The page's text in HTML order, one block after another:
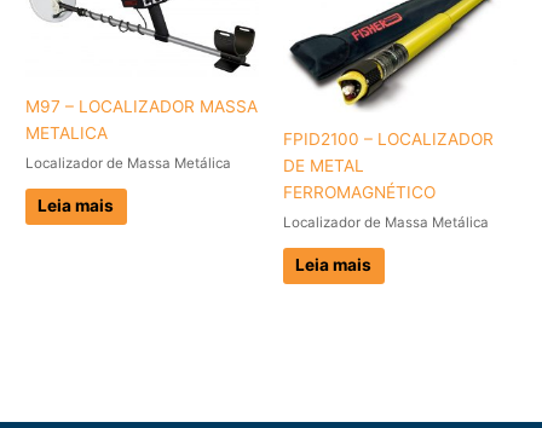
M97 – LOCALIZADOR MASSA
METALICA
Localizador de Massa Metálica
Leia mais
FPID2100 – LOCALIZADOR
DE METAL
FERROMAGNÉTICO
Localizador de Massa Metálica
Leia mais